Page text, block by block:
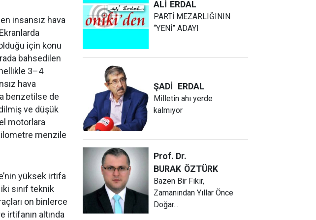
insansız hava
için konu
bahsedilen
3–4
hava
benzetilse de
ve düşük
motorlara
menzile
yüksek irtifa
sınıf teknik
on binlerce
altında
ALİ ERDAL
PARTİ MEZARLIĞININ
“YENİ” ADAYI
ŞADİ ERDAL
Milletin ahı yerde
kalmıyor
Prof. Dr.
BURAK ÖZTÜRK
Bazen Bir Fikir,
Zamanından Yıllar Önce
Doğar...